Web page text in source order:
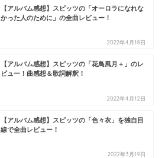
【アルバム感想】スピッツの「オーロラになれな
かった人のために」の全曲レビュー！
2022年4月18日
【アルバム感想】スピッツの「花鳥風月＋」のレ
ビュー！曲感想＆歌詞解釈！
2022年4月12日
【アルバム感想】スピッツの「色々衣」を独自目
線で全曲レビュー！
2022年3月19日